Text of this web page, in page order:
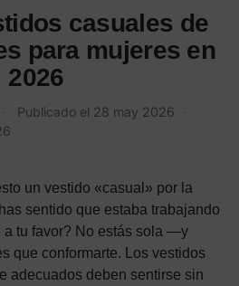
casuales de
para mujeres en
2026
Publicado el 28 may 2026
un vestido «casual» por la
sentido que estaba trabajando
a tu favor? No estás sola —y
que conformarte. Los vestidos
adecuados deben sentirse sin